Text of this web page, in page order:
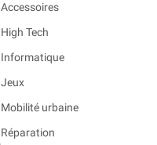
Accessoires
High Tech
Informatique
Jeux
Mobilité urbaine
Réparation